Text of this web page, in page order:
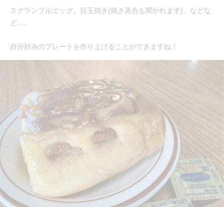
スクランブルエッグ、目玉焼き(焼き具合も聞かれます)、などな
ど…。
自分好みのプレートを作り上げることができますね！